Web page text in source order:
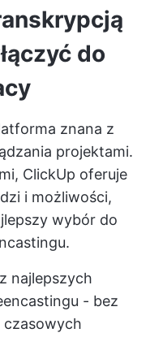
do
znana z
projektami.
ClickUp oferuje
i możliwości,
wybór do
najlepszych
- bez